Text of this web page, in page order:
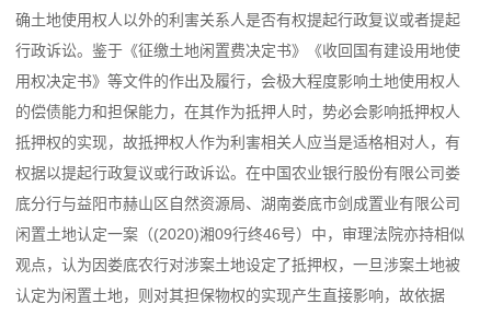
确土地使用权人以外的利害关系人是否有权提起行政复议或者提起
行政诉讼。鉴于《征缴土地闲置费决定书》《收回国有建设用地使
用权决定书》等文件的作出及履行，会极大程度影响土地使用权人
的偿债能力和担保能力，在其作为抵押人时，势必会影响抵押权人
抵押权的实现，故抵押权人作为利害相关人应当是适格相对人，有
权据以提起行政复议或行政诉讼。在中国农业银行股份有限公司娄
底分行与益阳市赫山区自然资源局、湖南娄底市剑成置业有限公司
闲置土地认定一案（(2020)湘09行终46号）中，审理法院亦持相似
观点，认为因娄底农行对涉案土地设定了抵押权，一旦涉案土地被
认定为闲置土地，则对其担保物权的实现产生直接影响，故依据